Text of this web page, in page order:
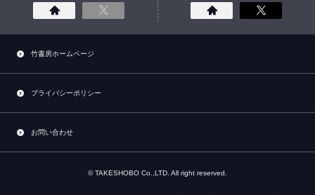
竹書房ホームページ
プライバシーポリシー
お問い合わせ
© TAKESHOBO Co.,LTD. All right reserved.